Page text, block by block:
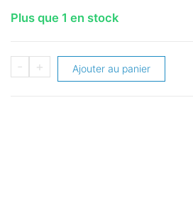
Plus que 1 en stock
-
quantité
+ Ajouter au panier